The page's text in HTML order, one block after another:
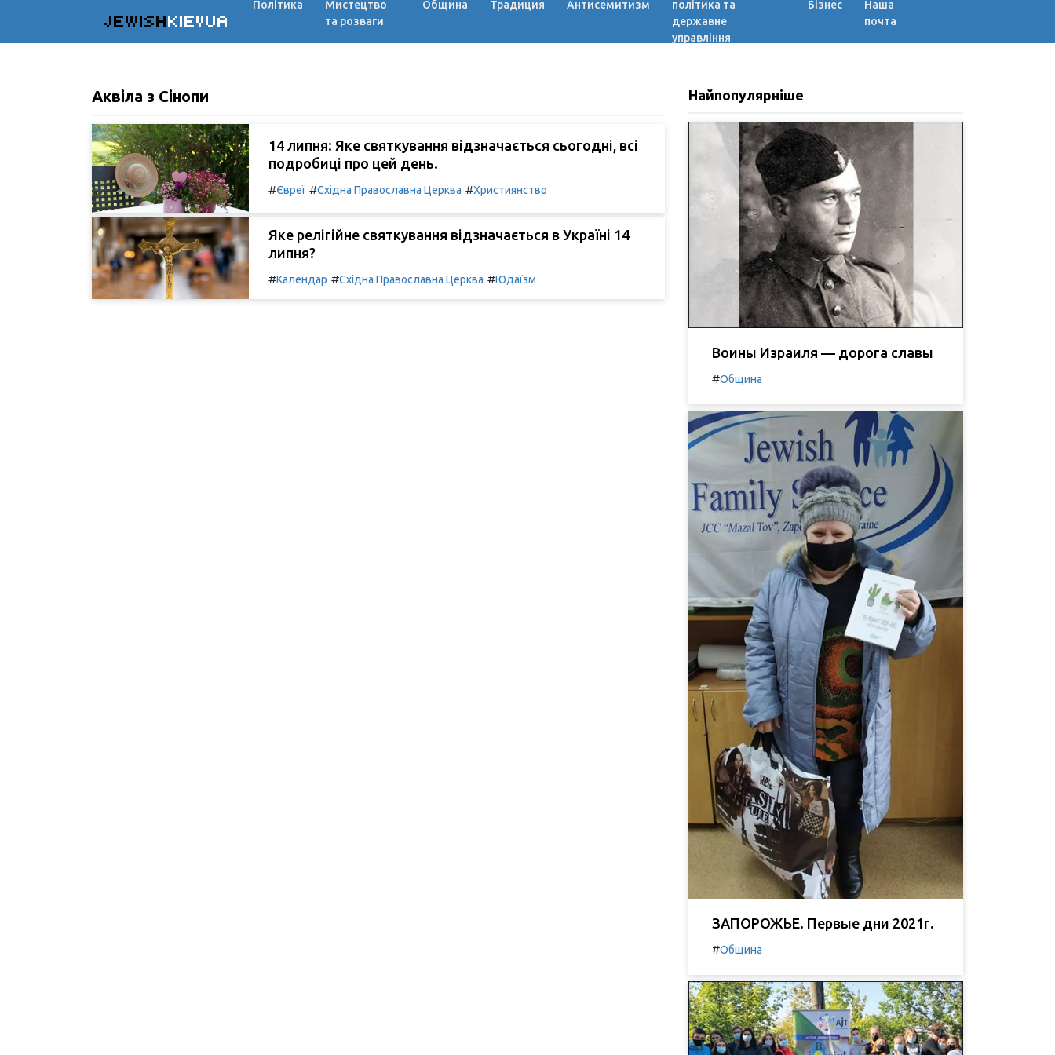
JEWISHKIEVUA
Політика
Мистецтво
та розваги
Община Традиция Антисемитизм
політика та
державне
управління
Бізнес
Наша
почта
Аквіла з Сінопи
14 липня: Яке святкування відзначається сьогодні, всі
подробиці про цей день.
#Євреї #Східна Православна Церква #Християнство
Яке релігійне святкування відзначається в Україні 14
липня?
#Календар #Східна Православна Церква #Юдаїзм
Найпопулярніше
Воины Израиля — дорога славы
#Община
ЗАПОРОЖЬЕ. Первые дни 2021г.
#Община